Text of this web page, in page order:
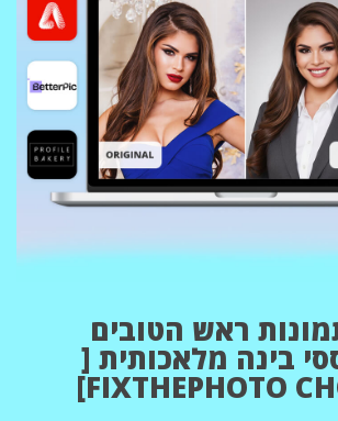
ראש הטובים
בינה מלאכותית [